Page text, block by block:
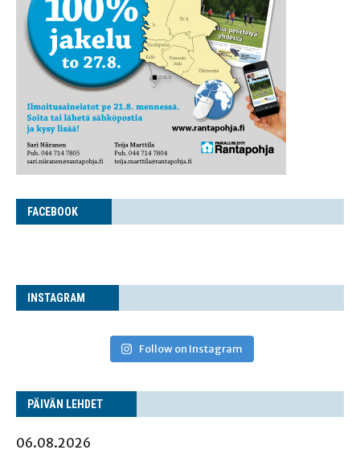
FACE­BOOK
INS­TA­GRAM
Follow on Instagram
PÄI­VÄN LEHDET
06.08.2026